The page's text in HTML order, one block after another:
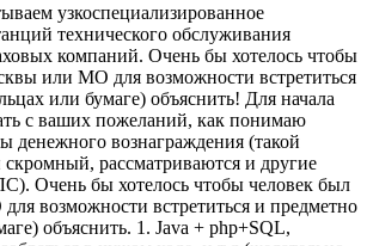
узкоспециализированное
технического обслуживания
компаний. Очень бы хотелось чтобы
или МО для возможности встретиться
или бумаге) объяснить! Для начала
с ваших пожеланий, как понимаю
денежного вознаграждения (такой
скромный, рассматриваются и другие
Очень бы хотелось чтобы человек был
возможности встретиться и предметно
объяснить. 1. Java + php+SQL,